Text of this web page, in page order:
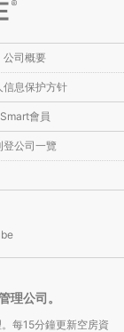
公司概要
信息保护方针
Smart會員
登公司一覽
公司。
每15分鐘更新空房資